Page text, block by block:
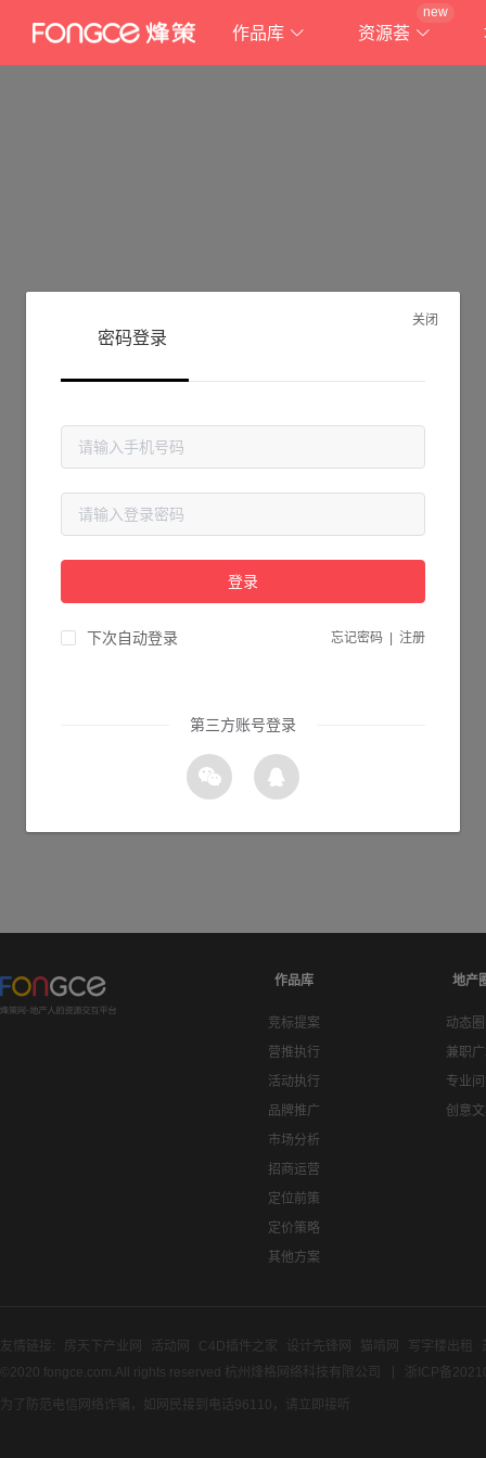
作品库 资源荟
new
抱歉!
请检查您输入的网址是否正确，或点击下面的按钮返回首页。
作品库
竞标提案
营推执行
活动执行
品牌推广
市场分析
招商运营
定位前策
定价策略
其他方案
地产
动态
兼职
专业
创意
友情链接: 房天下产业网 活动网 C4D插件之家 设计先锋网 猫啃网 写字楼出租
©2020 fongce.com.All rights reserved 杭州烽格网络科技有限公司
浙ICP备
为了防范电信网络诈骗，如网民接到电话96110，请立即接听
关闭
密码登录
登录
下次自动登录 忘记密码 注册
第三方账号登录